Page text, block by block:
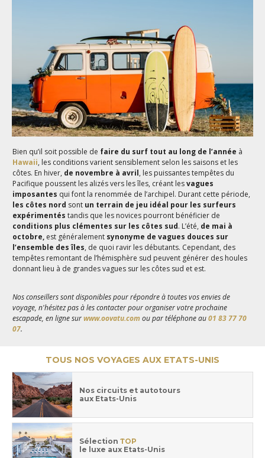
Bien qu’il soit possible de faire du surf tout au long de l’année à
Hawaii, les conditions varient sensiblement selon les saisons et les
côtes. En hiver, de novembre à avril, les puissantes tempêtes du
Pacifique poussent les alizés vers les îles, créant lesvagues
imposantes qui font la renommée de l’archipel. Durant cette période,
les côtes nord sont un terrain de jeu idéal pour les surfeurs
expérimentés tandis que les novices pourront bénéficier de
conditions plus clémentes sur les côtes sud. L’été, de mai à
octobre, est généralement synonyme de vagues douces sur
l’ensemble des îles, de quoi ravir les débutants. Cependant, des
tempêtes remontant de l’hémisphère sud peuvent générer des houles
donnant lieu à de grandes vagues sur les côtes sud et est.
Nos conseillers sont disponibles pour répondre à toutes vos envies de
voyage, n'hésitez pas à les contacter pour organiser votre prochaine
escapade, en ligne surwww.oovatu.comou par téléphone au01 83 77 70
07.
TOUS NOS VOYAGES AUX ETATS-UNIS
Nos circuits et autotours
aux Etats-Unis
Sélection TOP
le luxe aux Etats-Unis